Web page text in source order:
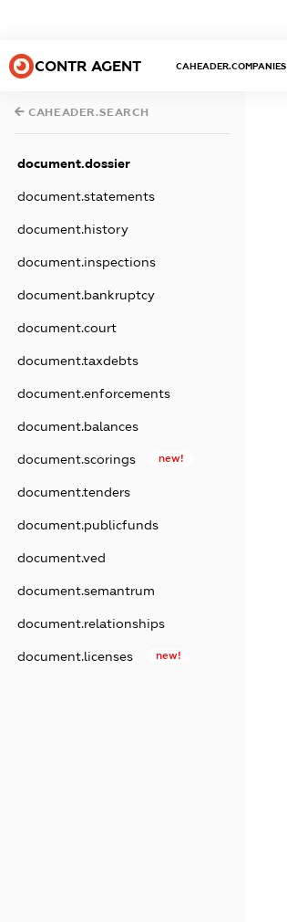
CONTR AGENT CAHEADER.COMPANIES
CAHEADER.SEARCH
document.dossier
document.statements
document.history
document.inspections
document.bankruptcy
document.court
document.taxdebts
document.enforcements
document.balances
document.scorings new!
document.tenders
document.publicfunds
document.ved
document.semantrum
document.relationships
document.licenses new!